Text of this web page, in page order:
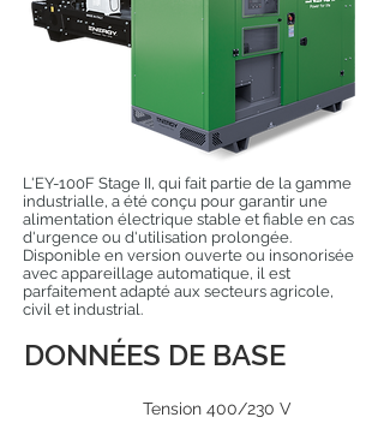
L'EY-100F Stage II, qui fait partie de la gamme
industrialle, a été conçu pour garantir une
alimentation électrique stable et fiable en cas
d'urgence ou d'utilisation prolongée.
Disponible en version ouverte ou insonorisée
avec appareillage automatique, il est
parfaitement adapté aux secteurs agricole,
civil et industrial.
DONNÉES DE BASE
Tension 400/230 V